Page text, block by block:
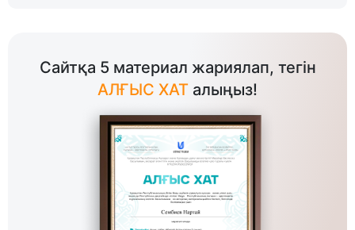
Сайтқа 5 материал жариялап, тегін
АЛҒЫС ХАТ алыңыз!